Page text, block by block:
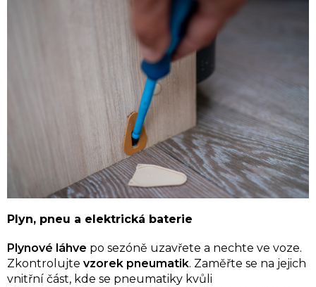
Plyn, pneu a elektrická baterie
Plynové láhve po sezóně uzavřete a nechte ve voze.
Zkontrolujte vzorek pneumatik. Zaměřte se na jejich
vnitřní část, kde se pneumatiky kvůli